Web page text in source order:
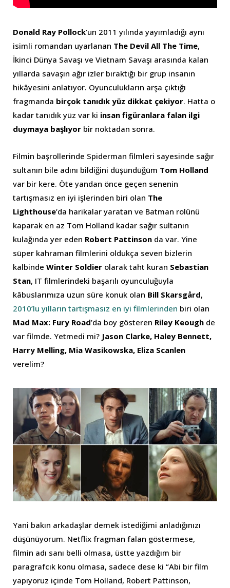
Donald Ray Pollock’un 2011 yılında yayımladığı aynı
isimli romandan uyarlanan The Devil All The Time,
İkinci Dünya Savaşı ve Vietnam Savaşı arasında kalan
yıllarda savaşın ağır izler bıraktığı bir grup insanın
hikâyesini anlatıyor. Oyunculukların arşa çıktığı
fragmanda birçok tanıdık yüz dikkat çekiyor. Hatta o
kadar tanıdık yüz var ki insan figüranlara falan ilgi
duymaya başlıyor bir noktadan sonra.
Filmin başrollerinde Spiderman filmleri sayesinde sağır
sultanın bile adını bildiğini düşündüğüm Tom Holland
var bir kere. Öte yandan önce geçen senenin
tartışmasız en iyi işlerinden biri olan The
Lighthouse’da harikalar yaratan ve Batman rolünü
kaparak en az Tom Holland kadar sağır sultanın
kulağında yer eden Robert Pattinson da var. Yine
süper kahraman filmlerini oldukça seven bizlerin
kalbinde Winter Soldier olarak taht kuran Sebastian
Stan, IT filmlerindeki başarılı oyunculuğuyla
kâbuslarımıza uzun süre konuk olan Bill Skarsgård,
2010’lu yılların tartışmasız en iyi filmlerinden biri olan
Mad Max: Fury Road’da boy gösteren Riley Keough de
var filmde. Yetmedi mi? Jason Clarke, Haley Bennett,
Harry Melling, Mia Wasikowska, Eliza Scanlen
verelim?
Yani bakın arkadaşlar demek istediğimi anladığınızı
düşünüyorum. Netflix fragman falan göstermese,
filmin adı sanı belli olmasa, üstte yazdığım bir
paragrafcık konu olmasa, sadece dese ki “Abi bir film
yapıyoruz içinde Tom Holland, Robert Pattinson,